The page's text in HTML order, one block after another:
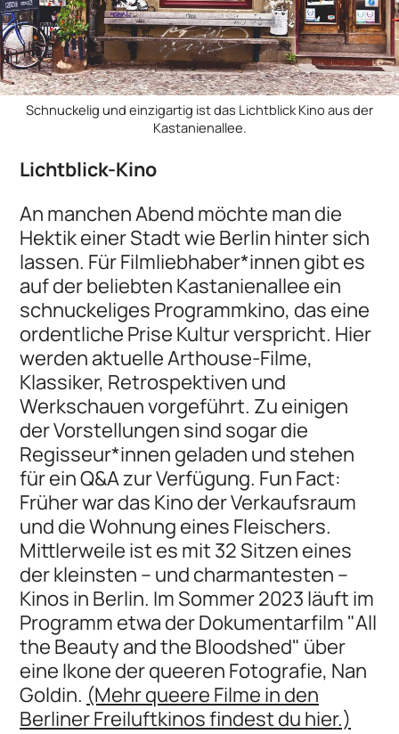
Schnuckelig und einzigartig ist das Lichtblick Kino aus der
Kastanienallee.
Lichtblick-Kino
An manchen Abend möchte man die
Hektik einer Stadt wie Berlin hinter sich
lassen. Für Filmliebhaber*innen gibt es
auf der beliebten Kastanienallee ein
schnuckeliges Programmkino, das eine
ordentliche Prise Kultur verspricht. Hier
werden aktuelle Arthouse-Filme,
Klassiker, Retrospektiven und
Werkschauen vorgeführt. Zu einigen
der Vorstellungen sind sogar die
Regisseur*innen geladen und stehen
für ein Q&A zur Verfügung. Fun Fact:
Früher war das Kino der Verkaufsraum
und die Wohnung eines Fleischers.
Mittlerweile ist es mit 32 Sitzen eines
der kleinsten – und charmantesten –
Kinos in Berlin. Im Sommer 2023 läuft im
Programm etwa der Dokumentarfilm "All
the Beauty and the Bloodshed" über
eine Ikone der queeren Fotografie, Nan
Goldin. (Mehr queere Filme in den
Berliner Freiluftkinos findest du hier.)